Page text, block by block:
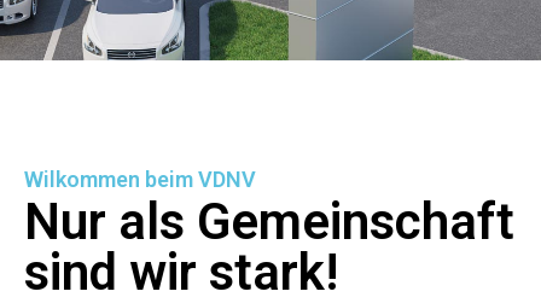
Wilkommen beim VDNV
Nur als Gemeinschaft
sind wir stark!